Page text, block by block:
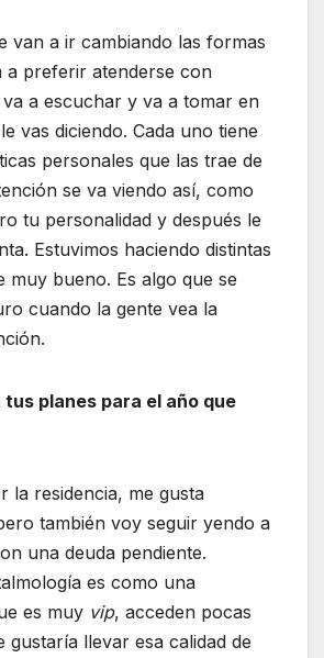
van a ir cambiando las formas
a preferir atenderse con
a escuchar y va a tomar en
vas diciendo. Cada uno tiene
personales que las trae de
se va viendo así, como
tu personalidad y después le
Estuvimos haciendo distintas
muy bueno. Es algo que se
cuando la gente vea la
tus planes para el año que
la residencia, me gusta
también voy seguir yendo a
una deuda pendiente.
es como una
es muy vip, acceden pocas
gustaría llevar esa calidad de